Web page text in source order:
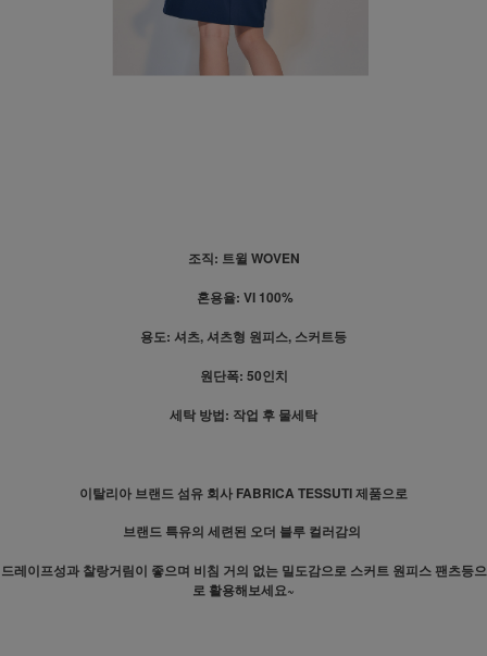
조직: 트윌 WOVEN
혼용율: VI 100%
용도: 셔츠, 셔츠형 원피스, 스커트등
원단폭: 50인치
세탁 방법: 작업 후 물세탁
이탈리아 브랜드 섬유 회사 FABRICA TESSUTI 제품으로
브랜드 특유의 세련된 오더 블루 컬러감의
드레이프성과 찰랑거림이 좋으며 비침 거의 없는 밀도감으로 스커트 원피스 팬츠등으
로 활용해보세요~